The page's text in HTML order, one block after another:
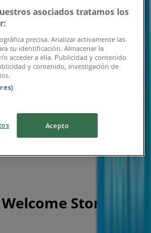
Stores σε
asociados tratamos los
precisa. Analizar activamente las
su identificación. Almacenar la
acceder a ella. Publicidad y contenido
y contenido, investigación de
Acepto